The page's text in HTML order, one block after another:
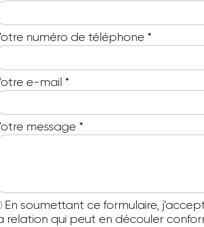
numéro de téléphone *
e-mail *
message *
En soumettant ce formulaire,
relation qui peut en découler